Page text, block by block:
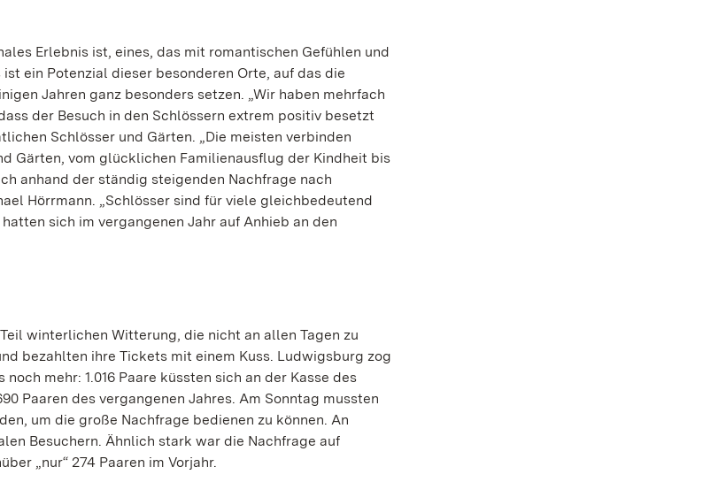
Erlebnis ist, eines, das mit romantischen Gefühlen und
ein Potenzial dieser besonderen Orte, auf das die
Jahren ganz besonders setzen. „Wir haben mehrfach
der Besuch in den Schlössern extrem positiv besetzt
Schlösser und Gärten. „Die meisten verbinden
Gärten, vom glücklichen Familienausflug der Kindheit bis
anhand der ständig steigenden Nachfrage nach
Hörrmann. „Schlösser sind für viele gleichbedeutend
sich im vergangenen Jahr auf Anhieb an den
winterlichen Witterung, die nicht an allen Tagen zu
bezahlten ihre Tickets mit einem Kuss. Ludwigsburg zog
mehr: 1.016 Paare küssten sich an der Kasse des
Paaren des vergangenen Jahres. Am Sonntag mussten
um die große Nachfrage bedienen zu können. An
Besuchern. Ähnlich stark war die Nachfrage auf
„nur“ 274 Paaren im Vorjahr.